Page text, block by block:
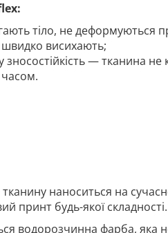
тіло, не деформуються
висихають;
зносостійкість — тканина
часом.
наноситься на
принт будь-якої складності.
водорозчинна фарба, яка